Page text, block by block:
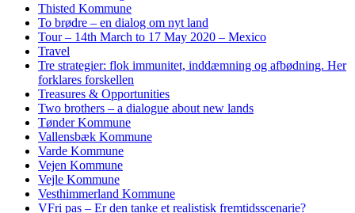
Thisted Kommune
To brødre – en dialog om nyt land
Tour – 14th March to 17 May 2020 – Mexico
Travel
Tre strategier: flok immunitet, inddæmning og afbødning. Her
forklares forskellen
Treasures & Opportunities
Two brothers – a dialogue about new lands
Tønder Kommune
Vallensbæk Kommune
Varde Kommune
Vejen Kommune
Vejle Kommune
Vesthimmerland Kommune
VFri pas – Er den tanke et realistisk fremtidsscenarie?